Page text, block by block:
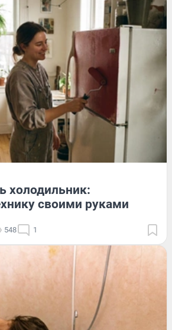
холодильник:
своими руками
548 1